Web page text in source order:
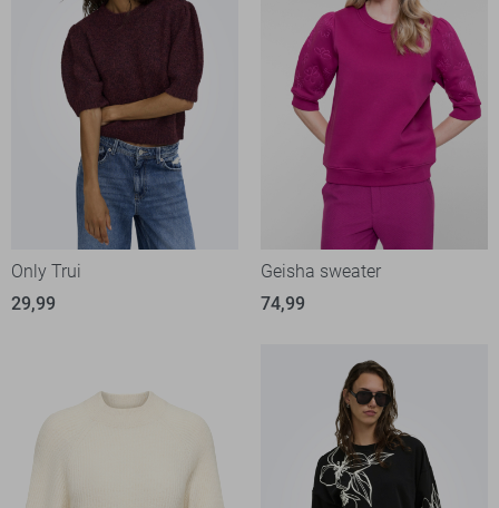
Only Trui
29,99
Geisha sweater
74,99